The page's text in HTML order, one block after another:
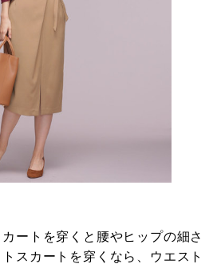
ートを穿くと腰やヒップの細さ
スカートを穿くなら、ウエスト